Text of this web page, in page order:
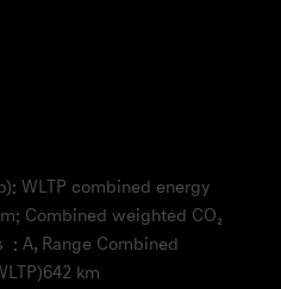
WLTP combined energy
Combined weighted CO₂
: A, Range Combined
km